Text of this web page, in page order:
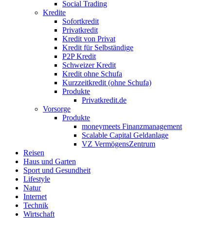
Social Trading
Kredite
Sofortkredit
Privatkredit
Kredit von Privat
Kredit für Selbständige
P2P Kredit
Schweizer Kredit
Kredit ohne Schufa
Kurzzeitkredit (ohne Schufa)
Produkte
Privatkredit.de
Vorsorge
Produkte
moneymeets Finanzmanagement
Scalable Capital Geldanlage
VZ VermögensZentrum
Reisen
Haus und Garten
Sport und Gesundheit
Lifestyle
Natur
Internet
Technik
Wirtschaft